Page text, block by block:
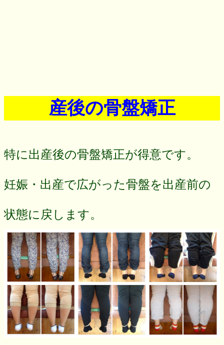
産後の骨盤矯正
特に出産後の骨盤矯正が得意です。
妊娠・出産で広がった骨盤を出産前の
状態に戻します。